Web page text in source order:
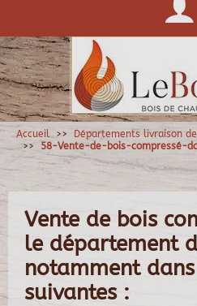
Accueil
Départements livraison
58-Vente-de-bois-compressé-
Vente de bois
le département
notamment
suivantes :